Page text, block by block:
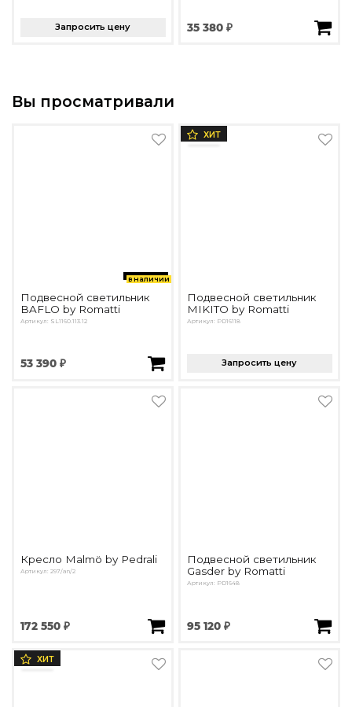
Запросить цену 35 380 ₽
Вы просматривали
в наличии
Подвесной светильник
BAFLO by Romatti
Артикул: SL1160.113.12
53 390 ₽
ХИТ
Подвесной светильник
MIKITO by Romatti
Артикул: PD16118
Запросить цену
Кресло Malmö by Pedrali
Артикул: 297/an/2
172 550 ₽
Подвесной светильник
Gasder by Romatti
Артикул: PD1648
95 120 ₽
ХИТ